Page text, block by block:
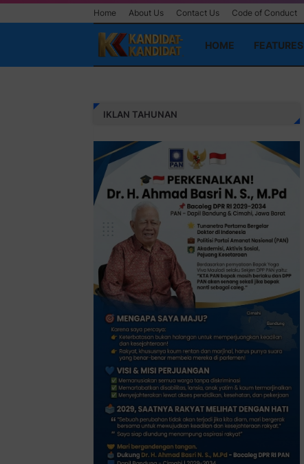
Home About Us Contact Us Code of Conduct
HOME FEATURES
IKLAN TAHUNAN